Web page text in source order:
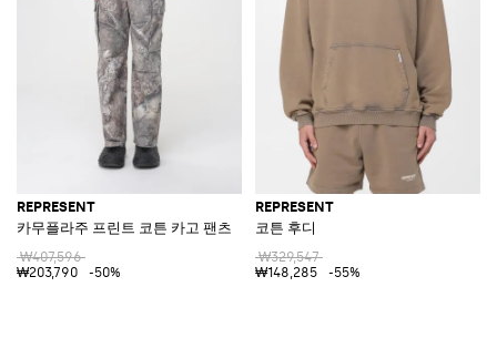
REPRESENT
카무플라주 프린트 코튼 카고 팬츠
₩407,596
₩203,790
-50%
REPRESENT
코튼 후디
₩329,547
₩148,285
-55%